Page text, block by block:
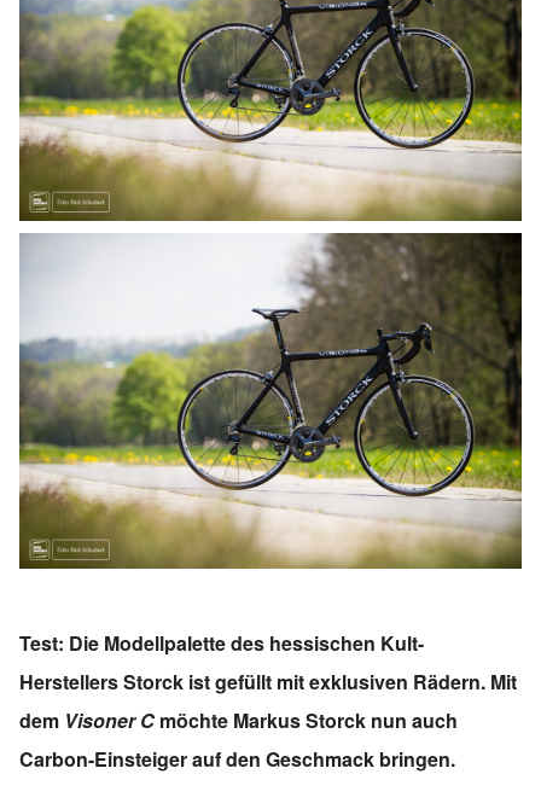
Test: Die Modellpalette des hessischen Kult-
Herstellers Storck ist gefüllt mit exklusiven Rädern. Mit
dem Visoner C möchte Markus Storck nun auch
Carbon-Einsteiger auf den Geschmack bringen.